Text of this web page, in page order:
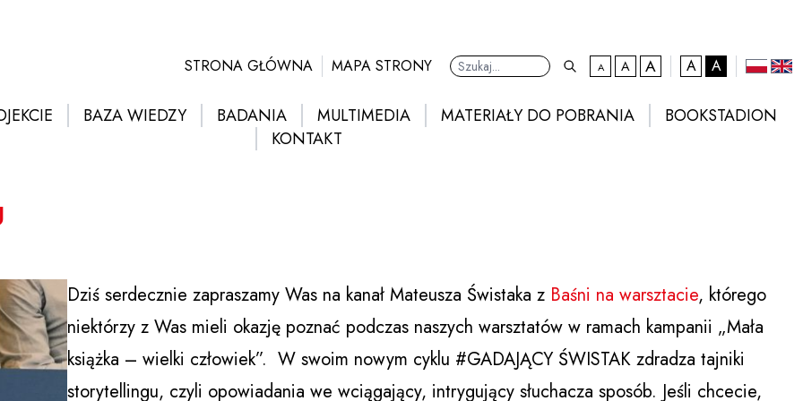
STRONA GŁÓWNA MAPA STRONY Ustawienia Adomyślna czcionka
Awiększa czcionka
Anajwiększa czcionka
A kontrast domyślny
A polski
BAZA WIEDZY BADANIA MULTIMEDIA MATERIAŁY DO POBRANIA
BOOKSTADION
KONTAKT
Dziś serdecznie zapraszamy Was na kanał Mateusza Świstaka z Baśni na warsztacie, którego
niektórzy z Was mieli okazję poznać podczas naszych warsztatów w ramach kampanii „Mała
książka – wielki człowiek”. W swoim nowym cyklu #GADAJĄCY ŚWISTAK zdradza tajniki
storytellingu, czyli opowiadania we wciągający, intrygujący słuchacza sposób. Jeśli chcecie,